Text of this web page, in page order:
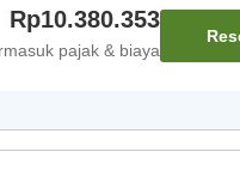
Rp10.380.353
pajak & biaya